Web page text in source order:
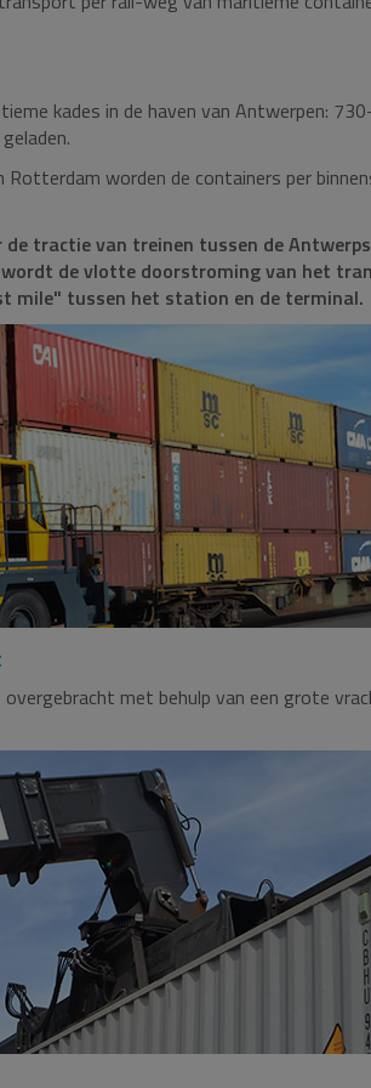
kades in de haven van Antwerpen:
worden de containers per
tractie van treinen tussen de
de vlotte doorstroming van het
mile" tussen het station en de terminal.
met behulp van een grote